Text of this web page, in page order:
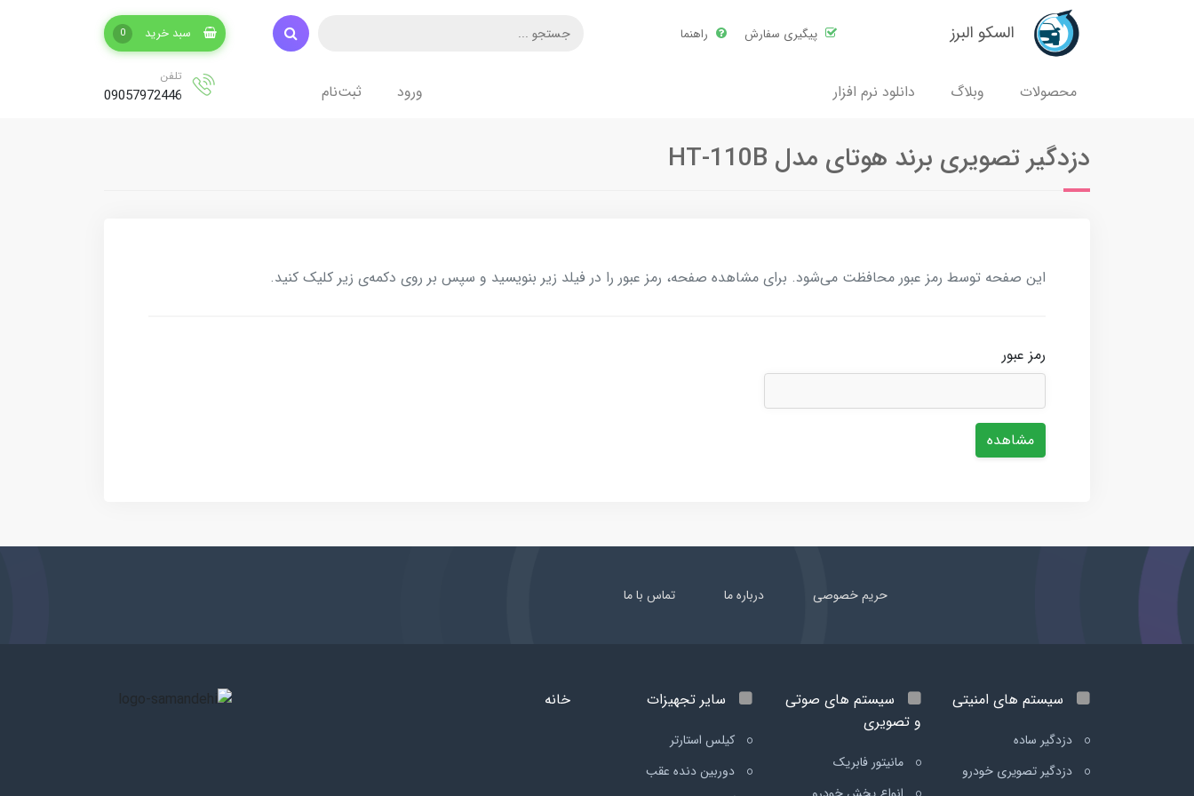
السکو البرز پیگیری سفارش راهنما سبد خرید 0
محصولات وبلاگ دانلود نرم افزار ورود ثبت‌نام
تلفن
09057972446
دزدگیر تصویری برند هوتای مدل HT-110B
این صفحه توسط رمز عبور محافظت می‌شود. برای مشاهده صفحه، رمز عبور را در فیلد زیر بنویسید و سپس بر روی دکمه‌ی زیر کلیک کنید.
رمز عبور
مشاهده
حریم خصوصی درباره ما تماس با ما
سیستم های امنیتی
دزدگیر ساده
دزدگیر تصویری خودرو
سیستم های صوتی
و تصویری
مانیتور فابریک
سایر تجهیزات
کیلس استارتر
دوربین دنده عقب
خانه